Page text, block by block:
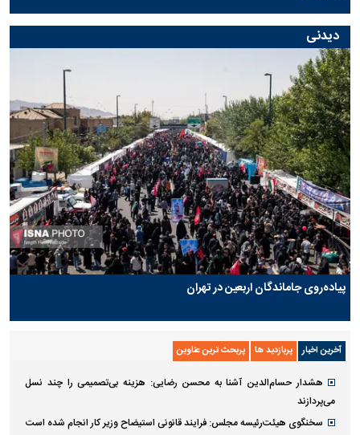
دیدنی
پیاده‌روی جاماندگان اربعین در تهران
آخرین اخبار پربازدید ها پربحث ترین عناوین
هشدار حسام‌الدین آشنا به محسن رضایی: هزینه بی‌تصمیمی را چند نسل
می‌پردازند
سخنگوی هیئت‌رئیسه مجلس: فرایند قانونی استیضاح وزیر کار انجام شده است